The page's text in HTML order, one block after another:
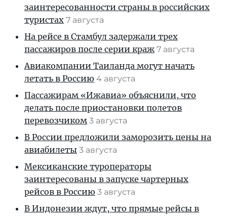
заинтересованности страны в российских
туристах 7 августа
На рейсе в Стамбул задержали трех
пассажиров после серии краж 7 августа
Авиакомпании Таиланда могут начать
летать в Россию 4 августа
Пассажирам «Ижавиа» объяснили, что
делать после приостановки полетов
перевозчиком 3 августа
В России предложили заморозить цены на
авиабилеты 3 августа
Мексиканские туроператоры
заинтересованы в запуске чартерных
рейсов в Россию 3 августа
В Индонезии ждут, что прямые рейсы в